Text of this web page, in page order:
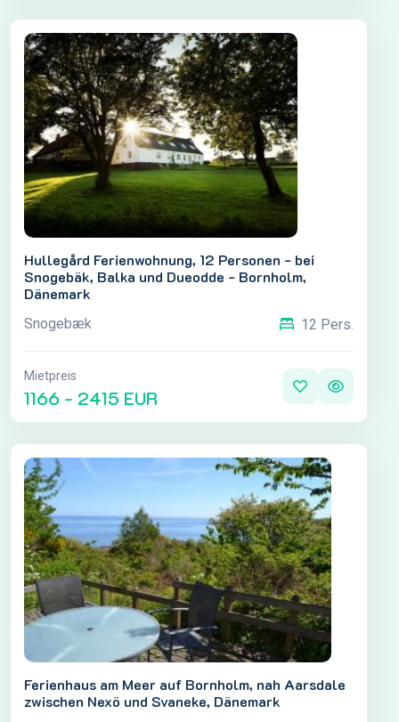
Hullegård Ferienwohnung, 12 Personen - bei
Snogebäk, Balka und Dueodde - Bornholm,
Dänemark
Snogebæk 12 Pers.
Mietpreis
1166 - 2415 EUR
Ferienhaus am Meer auf Bornholm, nah Aarsdale
zwischen Nexö und Svaneke, Dänemark